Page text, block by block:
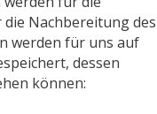
Nachbereitung des
werden für uns auf
dessen
können: